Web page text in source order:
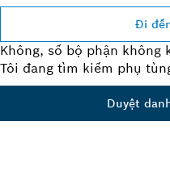
Đi
Không, số bộ phận không
Tôi đang tìm kiếm phụ
Duyệt